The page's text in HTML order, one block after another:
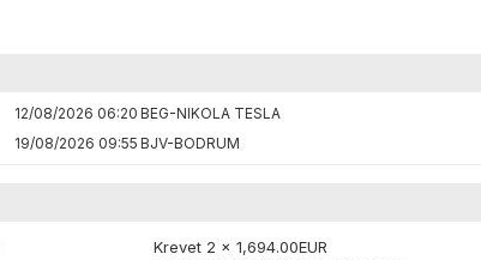
12/08/2026 06:20 BEG-NIKOLA TESLA
19/08/2026 09:55 BJV-BODRUM
Krevet 2 x 1,694.00EUR